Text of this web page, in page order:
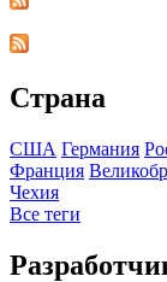
Страна
США Германия
Франция
Чехия
Все теги